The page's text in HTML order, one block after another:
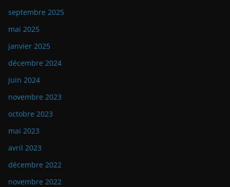
septembre 2025
mai 2025
janvier 2025
décembre 2024
juin 2024
novembre 2023
octobre 2023
mai 2023
avril 2023
décembre 2022
novembre 2022